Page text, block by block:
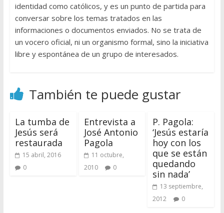
identidad como católicos, y es un punto de partida para
conversar sobre los temas tratados en las
informaciones o documentos enviados. No se trata de
un vocero oficial, ni un organismo formal, sino la iniciativa
libre y espontánea de un grupo de interesados.
También te puede gustar
La tumba de
Jesús será
restaurada
15 abril, 2016
0
Entrevista a
José Antonio
Pagola
11 octubre,
2010
0
P. Pagola:
‘Jesús estaría
hoy con los
que se están
quedando
sin nada’
13 septiembre,
2012
0